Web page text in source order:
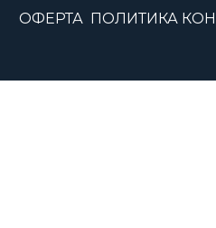
ОФЕРТА ПОЛИТИКА